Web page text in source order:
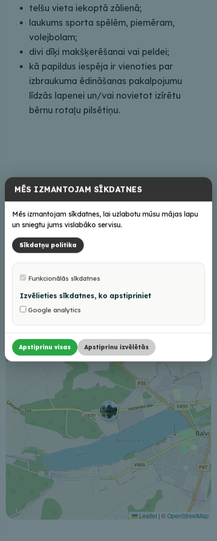
telšu vieta iekoptā zālienā;
laukums sporta spēlēm, piemēram,
volejbolam;
divi dīķi makšķerēšanai vai peldei;
kā papildus iespēja ir vienoties par
izbraukuma ēdināšanas pakalpojumu
līdzās lapenei un/vai novietot izīrētu
bērnu rotaļu pilsētiņu.
Adrese
"Kažociņi", Steķintava, Kubulu pag., Balvu nov.
Braukt
Saziņai
+
Leaflet | ©OpenStreetMap
MĒS IZMANTOJAM SĪKDATNES
Mēs izmantojam sīkdatnes, lai uzlabotu mūsu mājas lapu
un sniegtu jums vislabāko servisu.
Sīkdatņu politika
Funkcionālās sīkdatnes
Izvēlieties sīkdatnes, ko apstipriniet
Google analytics
Apstiprinu visas Apstiprinu izvēlētās